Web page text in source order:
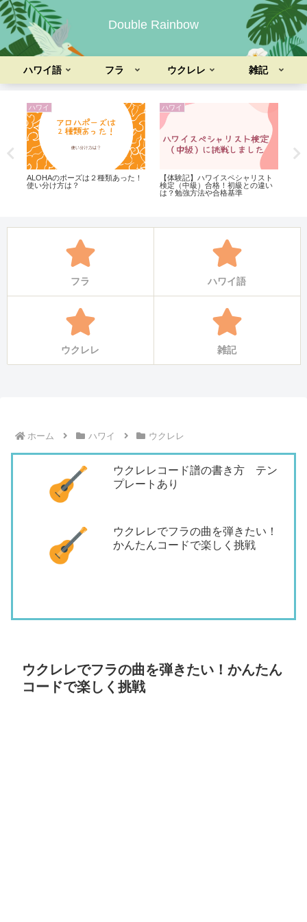
Double Rainbow
ハワイ語 フラ ウクレレ 雑記
ハワイ
ALOHAのポーズは２種類あった！
使い分け方は？
ハワイ
【体験記】ハワイスペシャリスト
検定（中級）合格！初級との違い
は？勉強方法や合格基準
フラ ハワイ語
ウクレレ 雑記
ホーム ハワイ ウクレレ
ウクレレコード譜の書き方 テン
プレートあり
ウクレレでフラの曲を弾きたい！
かんたんコードで楽しく挑戦
ウクレレでフラの曲を弾きたい！かんたん
コードで楽しく挑戦